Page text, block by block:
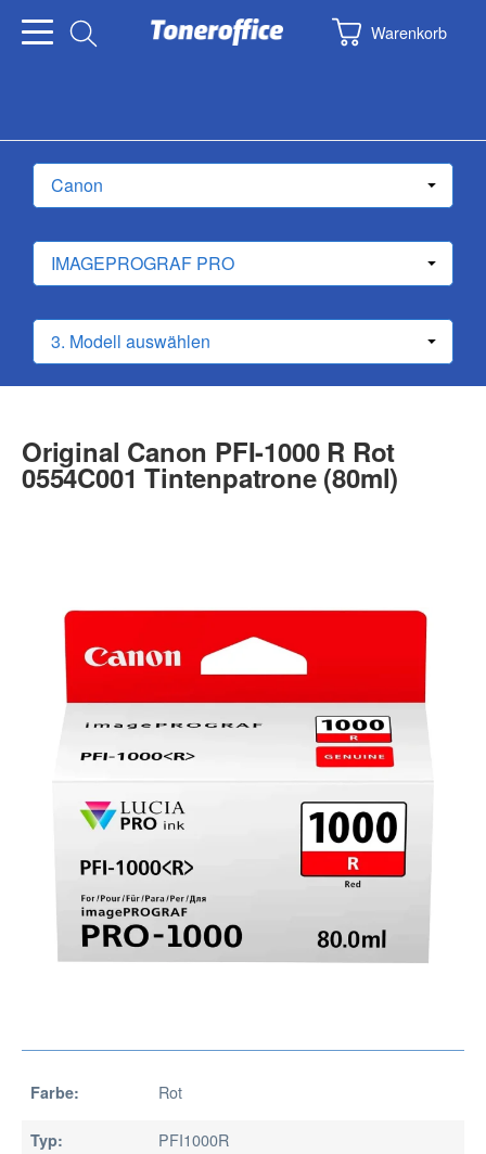
Warenkorb
Original Canon PFI-1000 R Rot
0554C001 Tintenpatrone (80ml)
Farbe: Rot
Typ: PFI1000R